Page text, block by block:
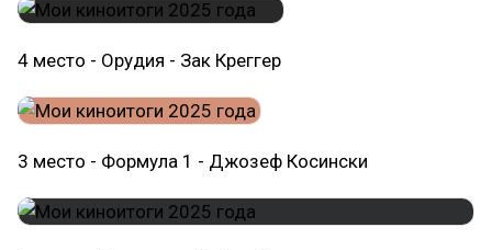
4 место - Орудия - Зак Креггер
3 место - Формула 1 - Джозеф Косински